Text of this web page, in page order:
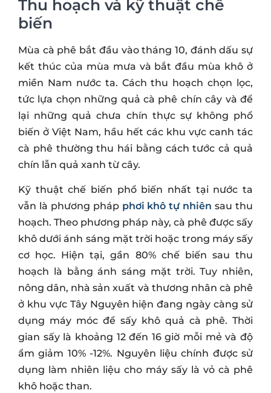
Thu hoạch và kỹ thuật chế
biến
Mùa cà phê bắt đầu vào tháng 10, đánh dấu sự
kết thúc của mùa mưa và bắt đầu mùa khô ở
miền Nam nước ta. Cách thu hoạch chọn lọc,
tức lựa chọn những quả cà phê chín cây và để
lại những quả chưa chín thực sự không phổ
biến ở Việt Nam, hầu hết các khu vực canh tác
cà phê thường thu hái bằng cách tước cả quả
chín lẫn quả xanh từ cây.
Kỹ thuật chế biến phổ biến nhất tại nước ta
vẫn là phương pháp phơi khô tự nhiên sau thu
hoạch. Theo phương pháp này, cà phê được sấy
khô dưới ánh sáng mặt trời hoặc trong máy sấy
cơ học. Hiện tại, gần 80% chế biến sau thu
hoạch là bằng ánh sáng mặt trời. Tuy nhiên,
nông dân, nhà sản xuất và thương nhân cà phê
ở khu vực Tây Nguyên hiện đang ngày càng sử
dụng máy móc để sấy khô quả cà phê. Thời
gian sấy là khoảng 12 đến 16 giờ mỗi mẻ và độ
ẩm giảm 10% -12%. Nguyên liệu chính được sử
dụng làm nhiên liệu cho máy sấy là vỏ cà phê
khô hoặc than.